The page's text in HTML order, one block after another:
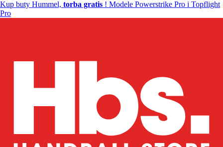
Kup buty Hummel, torba gratis ! Modele Powerstrike Pro i Topflight
Pro